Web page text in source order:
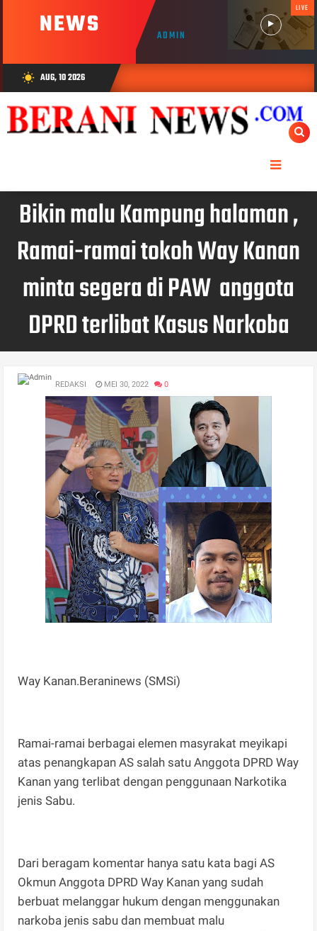
NEWS ADMIN
LIVE
wb_sunny AUG, 10 2026
Bikin malu Kampung halaman ,
Ramai-ramai tokoh Way Kanan
minta segera di PAW anggota
DPRD terlibat Kasus Narkoba
REDAKSI MEI 30, 2022 0
Way Kanan.Beraninews (SMSi)
Ramai-ramai berbagai elemen masyrakat meyikapi
atas penangkapan AS salah satu Anggota DPRD Way
Kanan yang terlibat dengan penggunaan Narkotika
jenis Sabu.
Dari beragam komentar hanya satu kata bagi AS
Okmun Anggota DPRD Way Kanan yang sudah
berbuat melanggar hukum dengan menggunakan
narkoba jenis sabu dan membuat malu